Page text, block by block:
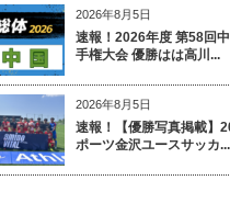
2026年8月5日
速報！2026年度 第58回
手権大会 優勝はは高川...
2026年8月5日
速報！【優勝写真掲載】
ポーツ金沢ユースサッカ...